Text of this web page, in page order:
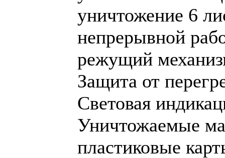
уничтожение 6
непрерывной
режущий
Защита от
Световая
Уничтожаемые
пластиковые